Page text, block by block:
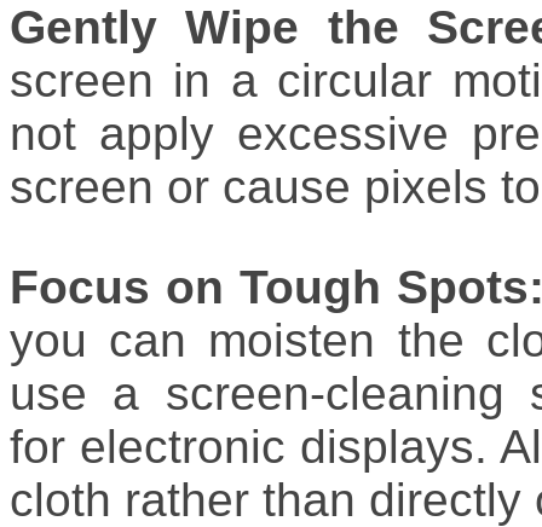
Gently Wipe the
screen in a circular
not apply excessive
screen or cause pixels
Focus on Tough
you can moisten the
use a screen-cleaning
for electronic displays.
cloth rather than directly